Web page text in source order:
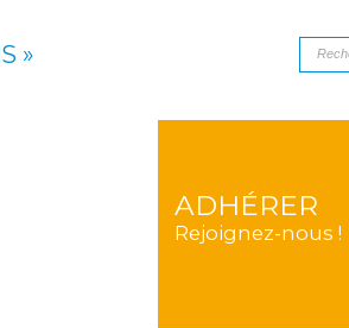
ADHÉRER
Rejoignez-nous !